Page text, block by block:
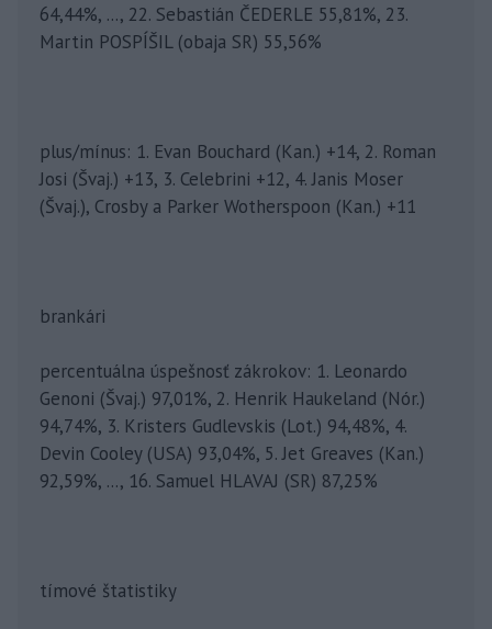
64,44%, ..., 22. Sebastián ČEDERLE 55,81%, 23.
Martin POSPÍŠIL (obaja SR) 55,56%
plus/mínus: 1. Evan Bouchard (Kan.) +14, 2. Roman
Josi (Švaj.) +13, 3. Celebrini +12, 4. Janis Moser
(Švaj.), Crosby a Parker Wotherspoon (Kan.) +11
brankári
percentuálna úspešnosť zákrokov: 1. Leonardo
Genoni (Švaj.) 97,01%, 2. Henrik Haukeland (Nór.)
94,74%, 3. Kristers Gudlevskis (Lot.) 94,48%, 4.
Devin Cooley (USA) 93,04%, 5. Jet Greaves (Kan.)
92,59%, ..., 16. Samuel HLAVAJ (SR) 87,25%
tímové štatistiky